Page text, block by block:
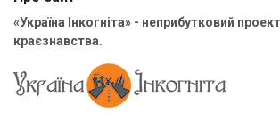
«Україна Інкогніта» - неприбутковий
краєзнавства.